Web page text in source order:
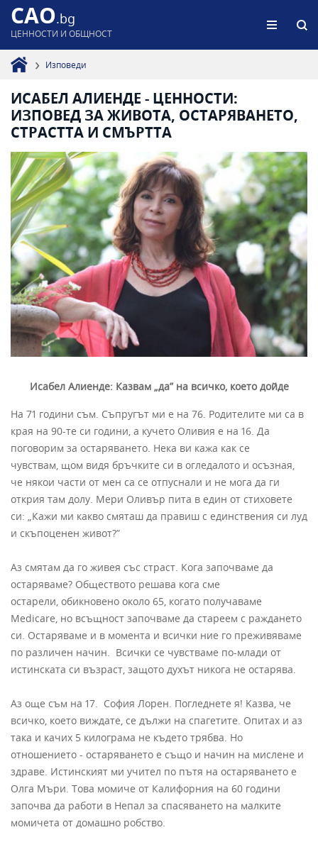
CAO.bg
ЦЕННОСТИ И ОБЩНОСТ
Изповеди
ИСАБЕЛ АЛИЕНДЕ - ЦЕННОСТИ:
ИЗПОВЕД ЗА ЖИВОТА, ОСТАРЯВАНЕТО,
СТРАСТТА И СМЪРТТА
Исабел Алиенде: Казвам „да” на всичко, което дойде
На 71 години съм. Съпругът ми е на 76. Родителите ми са в
края на 90-те си години, a кучето Оливия е на 16. Да
поговорим за остаряването. Нека ви кажа как се
чувствам, щом видя бръчките си в огледалото и осъзная,
че някои части от мен са се отпуснали и не мога да ги
открия там долу. Мери Оливър пита в един от стиховете
си: „Кажи ми какво смяташ да правиш с единствения си луд
и скъпоценен живот?”
Аз смятам да го живея със страст. Кога започваме да
остаряваме? Обществото решава кога сме
остарели, обикновено около 65, когато получаваме
Medicare, но всъщност започваме да стареем с раждането
си. Остаряваме и в момента и всички ние го преживяваме
по различен начин. Всички се чувстваме по-млади от
истинската си възраст, защото духът никога не остарява.
Аз още съм на 17. София Лорен. Погледнете я! Kазва, че
всичко, което виждате, се дължи на спагетите. Опитах и аз
така и качих 5 килограма не където трябва. Но
отношението - остаряването е също и начин на мислене и
здраве. Истинският ми учител по пътя на остаряването е
Олга Мъри. Това момиче от Калифорния на 60 години
започва да работи в Непал за спасяването на малките
момичета от домашно робство.